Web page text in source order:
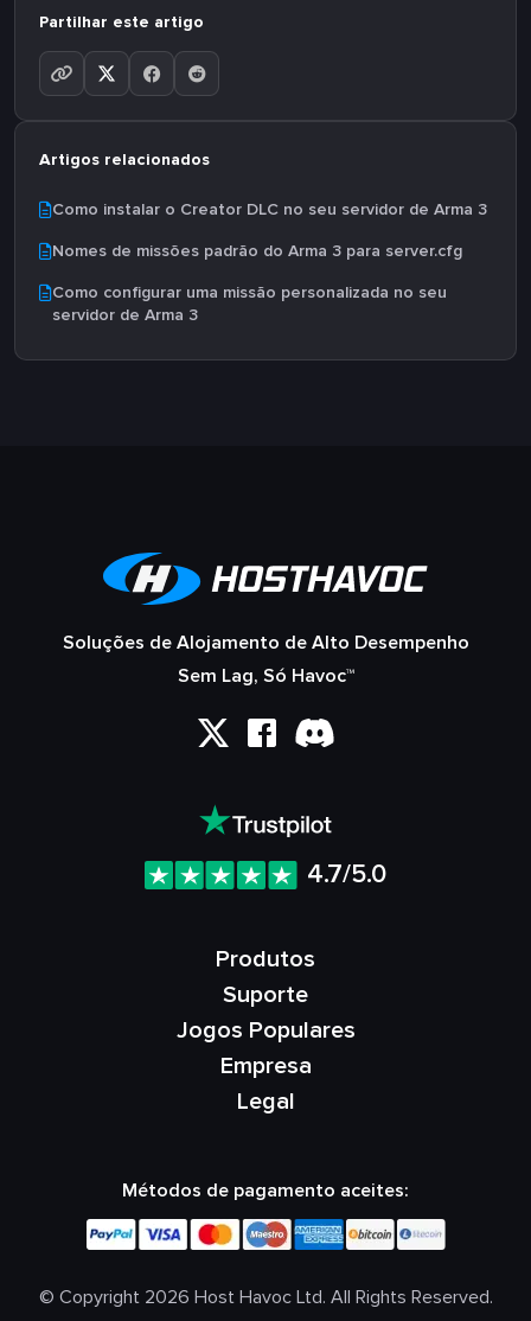
Partilhar este artigo
Artigos relacionados
Como instalar o Creator DLC no seu servidor de Arma 3
Nomes de missões padrão do Arma 3 para server.cfg
Como configurar uma missão personalizada no seu
servidor de Arma 3
Soluções de Alojamento de Alto Desempenho
Sem Lag, Só Havoc™
4.7/5.0
Produtos
Suporte
Jogos Populares
Empresa
Legal
Métodos de pagamento aceites:
© Copyright 2026 Host Havoc Ltd. All Rights Reserved.